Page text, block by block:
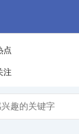
点
注